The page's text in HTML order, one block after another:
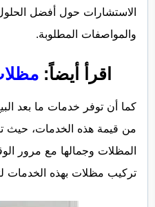
الاستشارات حول أفضل الحلول
والمواصفات المطلوبة.
اقرأ أيضاً:
كما أن توفر خدمات ما بعد
من قيمة هذه الخدمات، حيث
المظلات وجمالها مع مرور
تركيب مظلات بهذه الخدمات